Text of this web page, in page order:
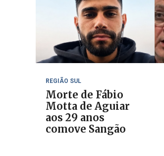
REGIÃO SUL
Morte de Fábio
Motta de Aguiar
aos 29 anos
comove Sangão